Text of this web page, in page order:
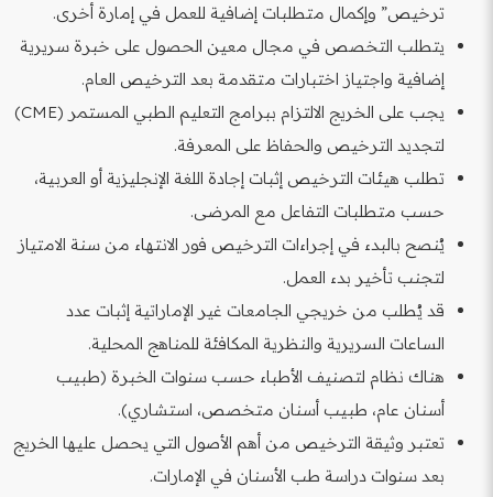
ترخيص” وإكمال متطلبات إضافية للعمل في إمارة أخرى.
يتطلب التخصص في مجال معين الحصول على خبرة سريرية
إضافية واجتياز اختبارات متقدمة بعد الترخيص العام.
يجب على الخريج الالتزام ببرامج التعليم الطبي المستمر (CME)
لتجديد الترخيص والحفاظ على المعرفة.
تطلب هيئات الترخيص إثبات إجادة اللغة الإنجليزية أو العربية،
حسب متطلبات التفاعل مع المرضى.
يُنصح بالبدء في إجراءات الترخيص فور الانتهاء من سنة الامتياز
لتجنب تأخير بدء العمل.
قد يُطلب من خريجي الجامعات غير الإماراتية إثبات عدد
الساعات السريرية والنظرية المكافئة للمناهج المحلية.
هناك نظام لتصنيف الأطباء حسب سنوات الخبرة (طبيب
أسنان عام، طبيب أسنان متخصص، استشاري).
تعتبر وثيقة الترخيص من أهم الأصول التي يحصل عليها الخريج
بعد سنوات دراسة طب الأسنان في الإمارات.